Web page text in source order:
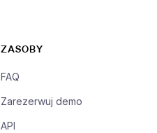
ZASOBY
FAQ
Zarezerwuj demo
API